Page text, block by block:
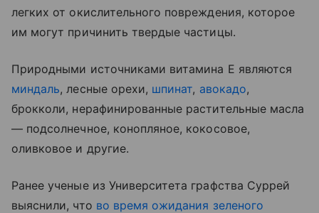
легких от окислительного повреждения, которое
им могут причинить твердые частицы.
Природными источниками витамина Е являются
миндаль, лесные орехи, шпинат, авокадо,
брокколи, нерафинированные растительные масла
— подсолнечное, конопляное, кокосовое,
оливковое и другие.
Ранее ученые из Университета графства Суррей
выяснили, что во время ожидания зеленого